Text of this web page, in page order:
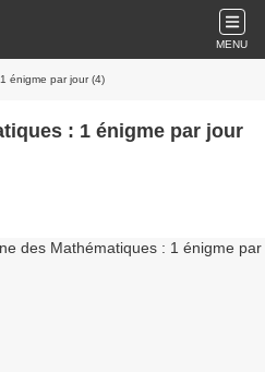
MENU
énigme par jour (4)
: 1 énigme par jour